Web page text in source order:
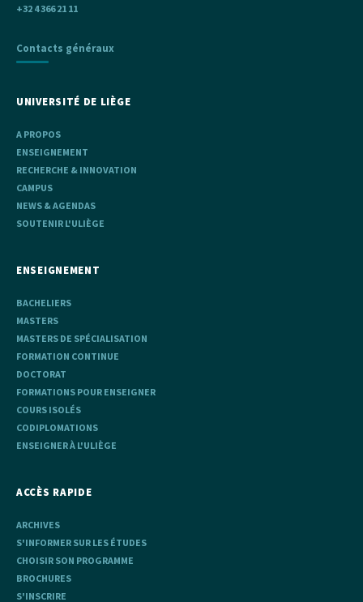
+32 4 366 21 11
Contacts généraux
UNIVERSITÉ DE LIÈGE
A PROPOS
ENSEIGNEMENT
RECHERCHE & INNOVATION
CAMPUS
NEWS & AGENDAS
SOUTENIR L'ULIÈGE
ENSEIGNEMENT
BACHELIERS
MASTERS
MASTERS DE SPÉCIALISATION
FORMATION CONTINUE
DOCTORAT
FORMATIONS POUR ENSEIGNER
COURS ISOLÉS
CODIPLOMATIONS
ENSEIGNER À L'ULIÈGE
ACCÈS RAPIDE
ARCHIVES
S'INFORMER SUR LES ÉTUDES
CHOISIR SON PROGRAMME
BROCHURES
S'INSCRIRE